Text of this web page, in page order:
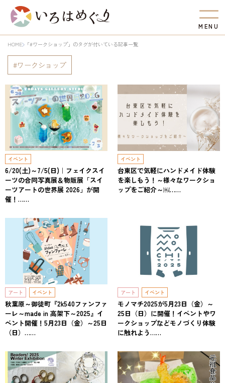
M EN U
HOME 「#ワークショップ」のタグが付いている記事一覧
ワークショップ
イベント
6/20(土)～7/5(日)｜フェイクスイ
ーツの合同写真展＆物販展「スイ
ーツアートの世界展 2026」が開
催！……
イベント
台東区で気軽にハンドメイド体験
を楽しもう！～様々なワークショ
ップをご紹介～￼……
アート イベント
秋葉原～御徒町『2k540ファンファ
ーレ～made in 高架下～2025』イ
ベント開催！5月23日（金）～25日
（日）……
アート イベント
モノマチ2025が5月23日（金）～
25日（日）に開催！イベントやワ
ークショップなどモノづくり体験
に触れよう……